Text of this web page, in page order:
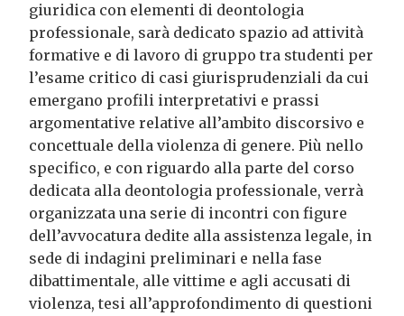
giuridica con elementi di deontologia
professionale, sarà dedicato spazio ad attività
formative e di lavoro di gruppo tra studenti per
l’esame critico di casi giurisprudenziali da cui
emergano profili interpretativi e prassi
argomentative relative all’ambito discorsivo e
concettuale della violenza di genere. Più nello
specifico, e con riguardo alla parte del corso
dedicata alla deontologia professionale, verrà
organizzata una serie di incontri con figure
dell’avvocatura dedite alla assistenza legale, in
sede di indagini preliminari e nella fase
dibattimentale, alle vittime e agli accusati di
violenza, tesi all’approfondimento di questioni